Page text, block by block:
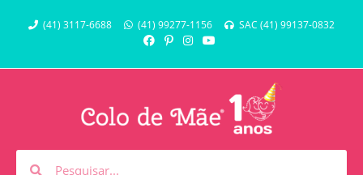
(41) 3117-6688 (41) 99277-1156 SAC (41) 99137-0832